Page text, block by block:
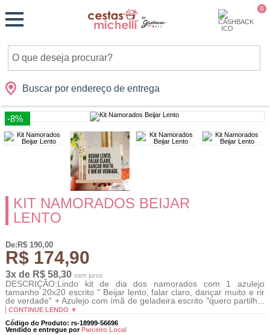
0
Buscar por endereço de entrega
Cidades Presentes Datas Shopping
Monte
sua
Cesta
-8%
KIT NAMORADOS BEIJAR
LENTO
De:R$ 190,00
R$ 174,90
3x de R$ 58,30 sem juros
DESCRIÇÃO:Lindo kit de dia dos namorados com 1 azulejo
tamanho 20x20 escrito " Beijar lento, falar claro, dançar muito e rir
de verdade" + Azulejo com ímã de geladeira escrito "quero partilh...
CONTINUE LENDO ▼
Código do Produto: rs-18999-56696
Vendido e entregue porParceiro Local